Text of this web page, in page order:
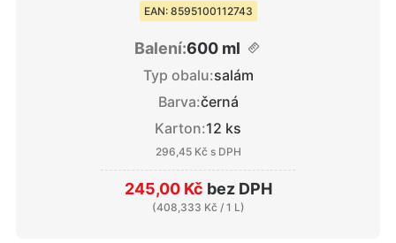
EAN: 8595100112743
Balení:600 ml
Typ obalu:salám
Barva:černá
Karton:12 ks
296,45 Kč s DPH
245,00 Kč bez DPH
(408,333 Kč / 1 L)